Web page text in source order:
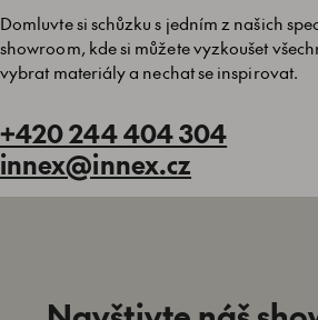
Domluvte si schůzku s jedním z našich
showroom, kde si můžete vyzkoušet
vybrat materiály a nechat se inspirovat.
+420 244 404 304
innex@innex.cz